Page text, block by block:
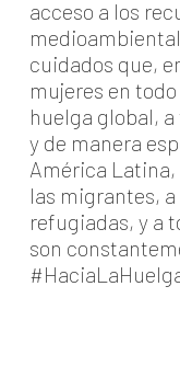
acceso a los
cuidados que,
mujeres en
huelga global,
y de manera
América Latina,
las migrantes,
refugiadas, y a
son